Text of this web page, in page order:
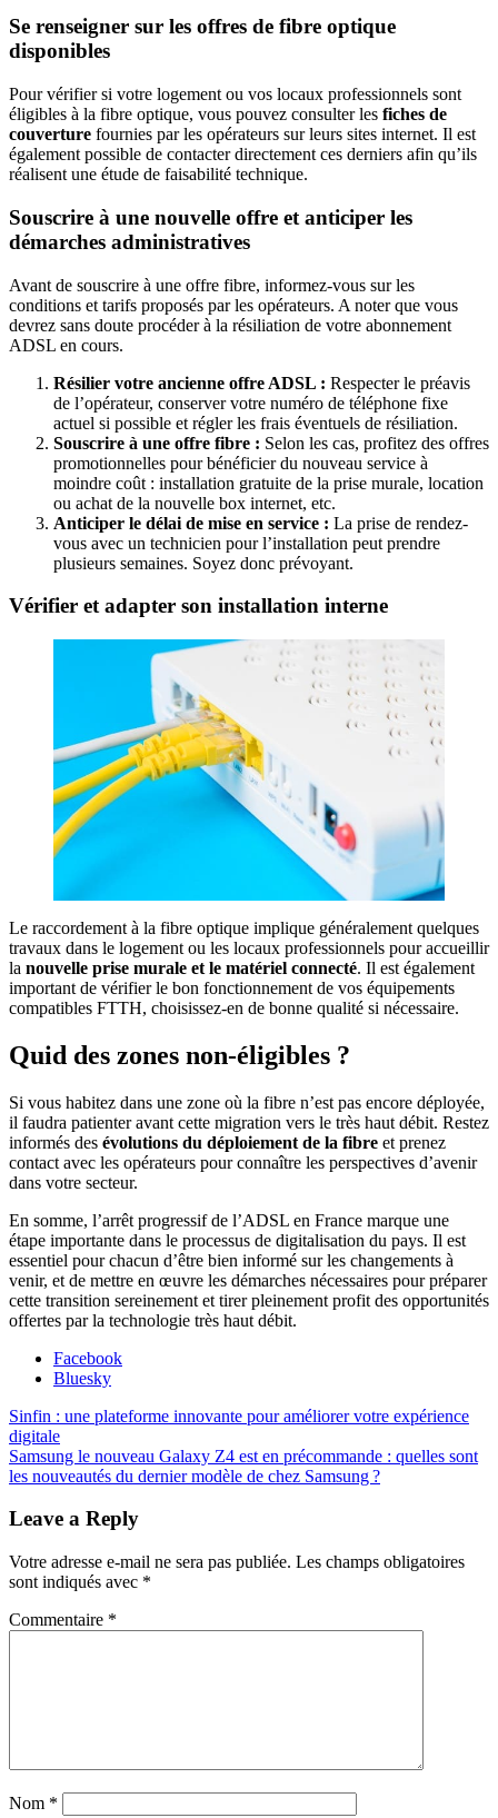
Se renseigner sur les offres de fibre optique
disponibles
Pour vérifier si votre logement ou vos locaux professionnels sont
éligibles à la fibre optique, vous pouvez consulter les fiches de
couverture fournies par les opérateurs sur leurs sites internet. Il est
également possible de contacter directement ces derniers afin qu’ils
réalisent une étude de faisabilité technique.
Souscrire à une nouvelle offre et anticiper les
démarches administratives
Avant de souscrire à une offre fibre, informez-vous sur les
conditions et tarifs proposés par les opérateurs. A noter que vous
devrez sans doute procéder à la résiliation de votre abonnement
ADSL en cours.
Résilier votre ancienne offre ADSL : Respecter le préavis
de l’opérateur, conserver votre numéro de téléphone fixe
actuel si possible et régler les frais éventuels de résiliation.
Souscrire à une offre fibre : Selon les cas, profitez des offres
promotionnelles pour bénéficier du nouveau service à
moindre coût : installation gratuite de la prise murale, location
ou achat de la nouvelle box internet, etc.
Anticiper le délai de mise en service : La prise de rendez-
vous avec un technicien pour l’installation peut prendre
plusieurs semaines. Soyez donc prévoyant.
Vérifier et adapter son installation interne
Le raccordement à la fibre optique implique généralement quelques
travaux dans le logement ou les locaux professionnels pour accueillir
la nouvelle prise murale et le matériel connecté. Il est également
important de vérifier le bon fonctionnement de vos équipements
compatibles FTTH, choisissez-en de bonne qualité si nécessaire.
Quid des zones non-éligibles ?
Si vous habitez dans une zone où la fibre n’est pas encore déployée,
il faudra patienter avant cette migration vers le très haut débit. Restez
informés des évolutions du déploiement de la fibre et prenez
contact avec les opérateurs pour connaître les perspectives d’avenir
dans votre secteur.
En somme, l’arrêt progressif de l’ADSL en France marque une
étape importante dans le processus de digitalisation du pays. Il est
essentiel pour chacun d’être bien informé sur les changements à
venir, et de mettre en œuvre les démarches nécessaires pour préparer
cette transition sereinement et tirer pleinement profit des opportunités
offertes par la technologie très haut débit.
Partager
"Fin
de
l’ADSL
en
:
se
préparer
cette
échéance
Facebook
Bluesky
Navigation
de
l’article
Publication
précédente :
Sinfin : une plateforme innovante pour améliorer votre expérience
digitale
Publication
suivante :
Samsung le nouveau Galaxy Z4 est en précommande : quelles sont
les nouveautés du dernier modèle de chez Samsung ?
Leave a Reply
Votre adresse e-mail ne sera pas publiée. Les champs obligatoires
sont indiqués avec *
Commentaire *
Nom *